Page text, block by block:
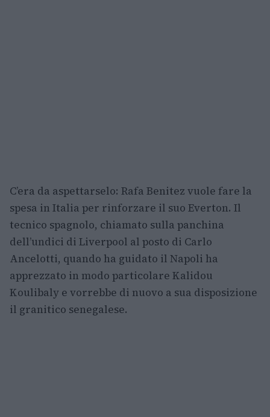
C’era da aspettarselo: Rafa Benitez vuole fare la
spesa in Italia per rinforzare il suo Everton. Il
tecnico spagnolo, chiamato sulla panchina
dell’undici di Liverpool al posto di Carlo
Ancelotti, quando ha guidato il Napoli ha
apprezzato in modo particolare Kalidou
Koulibaly e vorrebbe di nuovo a sua disposizione
il granitico senegalese.